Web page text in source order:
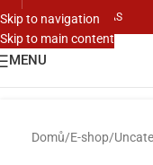
Skip to navigation
Skip to main content
KONTAKTUJTE NÁS
MENU
Klikněte pro
Domů/E-shop/